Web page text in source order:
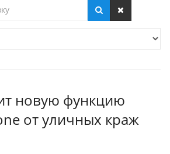
новую функцию
от уличных краж